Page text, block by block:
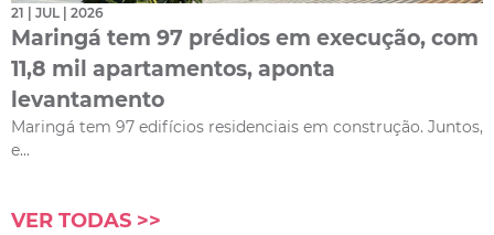
21 | JUL | 2026
Maringá tem 97 prédios em execução, com
11,8 mil apartamentos, aponta
levantamento
Maringá tem 97 edifícios residenciais em construção. Juntos,
e...
VER TODAS >>